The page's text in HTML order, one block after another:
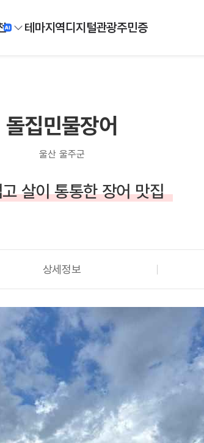
테마지역디지털관광주민증
돌집민물장어
울산 울주군
살이 통통한 장어 맛집
상세정보